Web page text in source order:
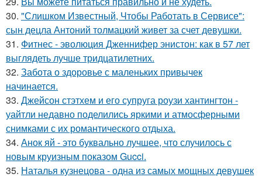
30. "Слишком Известный, Чтобы Работать в Сервисе":
сын децла Антоний толмацкий живет за счет девушки.
31. Фитнес - эволюция Дженнифер энистон: как в 57 лет
выглядеть лучше тридцатилетних.
32. Забота о здоровье с маленьких привычек
начинается.
33. Джейсон стэтхем и его супруга роузи хантингтон -
уайтли недавно поделились яркими и атмосферными
снимками с их романтического отдыха.
34. Анок яй - это буквально лучшее, что случилось с
новым круизным показом Gucci.
35. Наталья кузнецова - одна из самых мощных девушек